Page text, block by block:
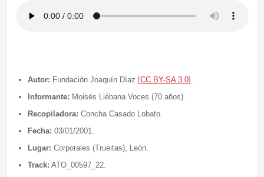
Autor: Fundación Joaquín Díaz [CC BY-SA 3.0].
Informante: Moisés Liébana Voces (70 años).
Recopiladora: Concha Casado Lobato.
Fecha: 03/01/2001.
Lugar: Corporales (Trueitas), León.
Track: ATO_00597_22.